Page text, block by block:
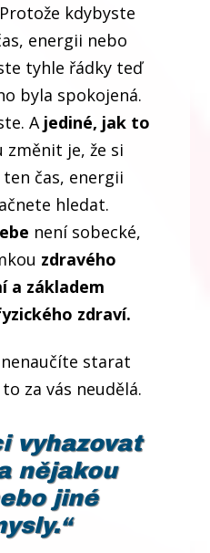
kdybyste
energii nebo
tyhle řádky teď
byla spokojená.
A jediné, jak to
změnit je, že si
čas, energii
hledat.
není sobecké,
zdravého
a základem
zdraví.
nenaučíte starat
za vás neudělá.
vyhazovat
nějakou
jiné
“